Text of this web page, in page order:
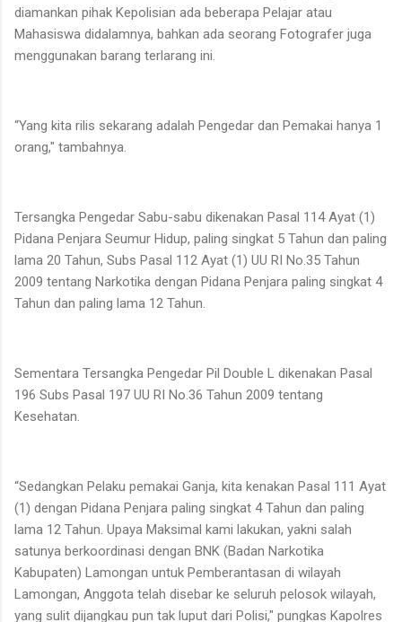
diamankan pihak Kepolisian ada beberapa Pelajar atau
Mahasiswa didalamnya, bahkan ada seorang Fotografer juga
menggunakan barang terlarang ini.
“Yang kita rilis sekarang adalah Pengedar dan Pemakai hanya 1
orang," tambahnya.
Tersangka Pengedar Sabu-sabu dikenakan Pasal 114 Ayat (1)
Pidana Penjara Seumur Hidup, paling singkat 5 Tahun dan paling
lama 20 Tahun, Subs Pasal 112 Ayat (1) UU RI No.35 Tahun
2009 tentang Narkotika dengan Pidana Penjara paling singkat 4
Tahun dan paling lama 12 Tahun.
Sementara Tersangka Pengedar Pil Double L dikenakan Pasal
196 Subs Pasal 197 UU RI No.36 Tahun 2009 tentang
Kesehatan.
“Sedangkan Pelaku pemakai Ganja, kita kenakan Pasal 111 Ayat
(1) dengan Pidana Penjara paling singkat 4 Tahun dan paling
lama 12 Tahun. Upaya Maksimal kami lakukan, yakni salah
satunya berkoordinasi dengan BNK (Badan Narkotika
Kabupaten) Lamongan untuk Pemberantasan di wilayah
Lamongan, Anggota telah disebar ke seluruh pelosok wilayah,
yang sulit dijangkau pun tak luput dari Polisi," pungkas Kapolres